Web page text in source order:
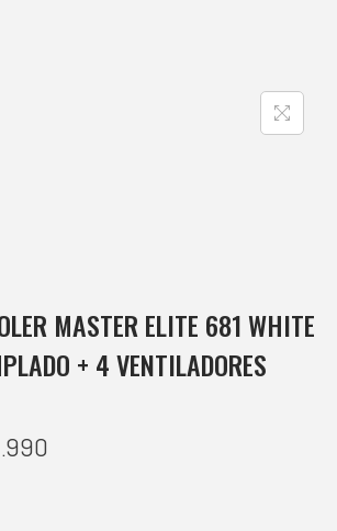
MASTER ELITE 681 WHITE
+ 4 VENTILADORES